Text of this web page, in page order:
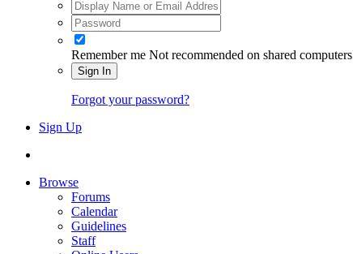
Remember me Not recommended on shared computers
Sign In
Forgot your password?
Sign Up
Browse
Forums
Calendar
Guidelines
Staff